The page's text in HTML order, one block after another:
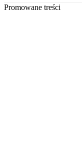
Promowane treści